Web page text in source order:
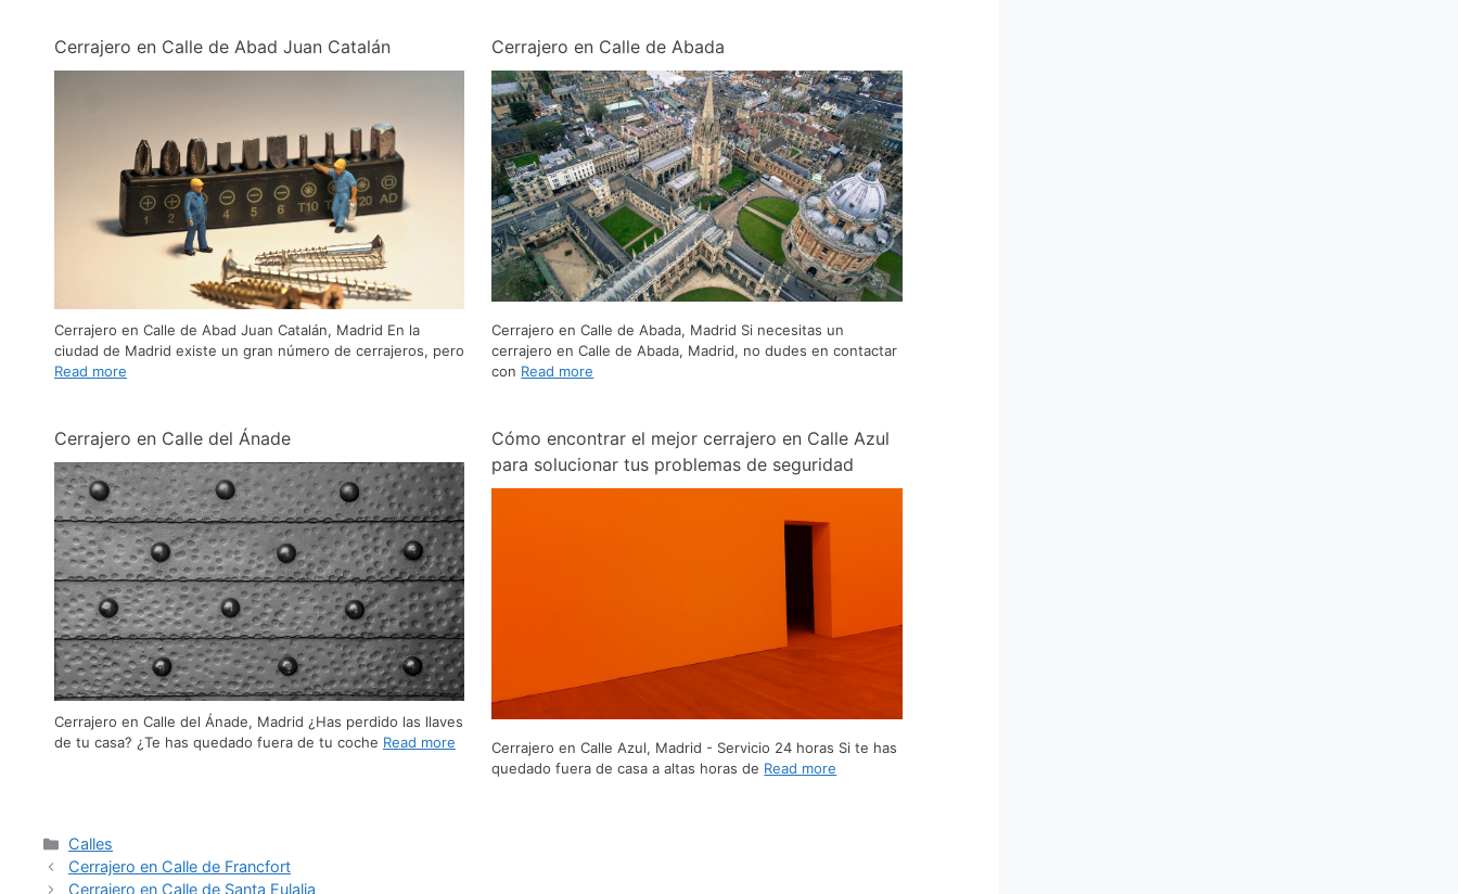
Cerrajero en Calle de Abad Juan Catalán
Cerrajero en Calle de Abad Juan Catalán, Madrid En la
ciudad de Madrid existe un gran número de cerrajeros, pero
Read more
Cerrajero en Calle de Abada
Cerrajero en Calle de Abada, Madrid Si necesitas un
cerrajero en Calle de Abada, Madrid, no dudes en contactar
con Read more
Cerrajero en Calle del Ánade
Cerrajero en Calle del Ánade, Madrid ¿Has perdido las llaves
de tu casa? ¿Te has quedado fuera de tu coche Read more
Cómo encontrar el mejor cerrajero en Calle Azul
para solucionar tus problemas de seguridad
Cerrajero en Calle Azul, Madrid - Servicio 24 horas Si te has
quedado fuera de casa a altas horas de Read more
Calles
Cerrajero en Calle de Francfort
Cerrajero en Calle de Santa Eulalia